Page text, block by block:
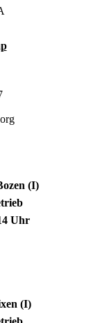
(I)
Uhr
(I)